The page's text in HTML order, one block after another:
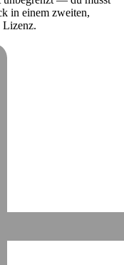
in einem zweiten,
Lizenz.